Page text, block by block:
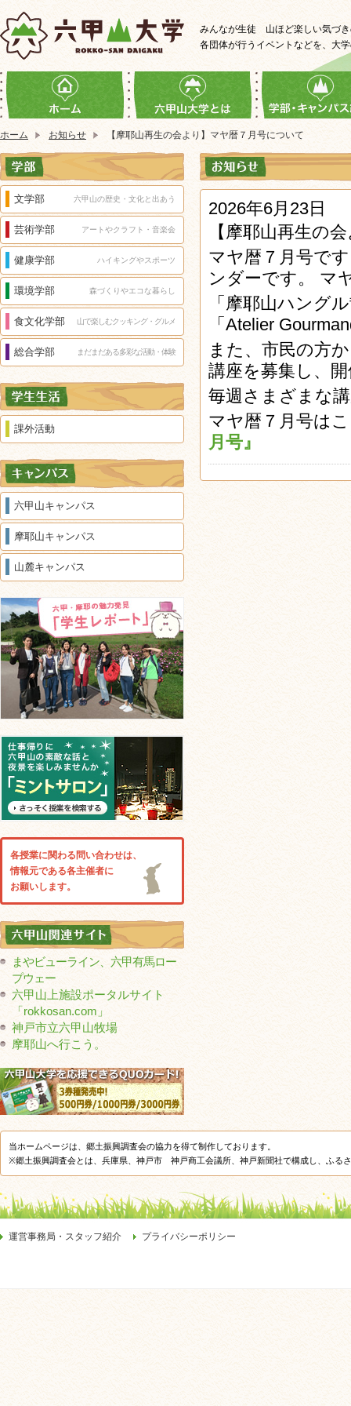
みんなが生徒 山ほど楽しい気づ
各団体が行うイベントなどを、大
ホーム お知らせ 【摩耶山再生の会より】マヤ暦７月号について
2026年6月23日
【摩耶山再生の
マヤ暦７月号で
ンダーです。 マ
「摩耶山ハング
「Atelier
また、市民の方
講座を募集し、
毎週さまざまな
マヤ暦７月号は
月号』
文学部 六甲山の歴史・文化と出あう
芸術学部 アートやクラフト・音楽会
健康学部 ハイキングやスポーツ
環境学部 森づくりやエコな暮らし
食文化学部 山で楽しむクッキング・グルメ
総合学部 まだまだある多彩な活動・体験
課外活動
六甲山キャンパス
摩耶山キャンパス
山麓キャンパス
各授業に関わる問い合わせは、
情報元である各主催者に
お願いします。
まやビューライン、六甲有馬ロー
プウェー
六甲山上施設ポータルサイト
「rokkosan.com」
神戸市立六甲山牧場
摩耶山へ行こう。
当ホームページは、郷土振興調査会の協力を得て制作しております。
※郷土振興調査会とは、兵庫県、神戸市 神戸商工会議所、神戸新聞社で構成し、ふる
運営事務局・スタッフ紹介 プライバシーポリシー